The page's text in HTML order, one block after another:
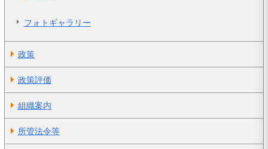
フォトギャラリー
政策
政策評価
組織案内
所管法令等